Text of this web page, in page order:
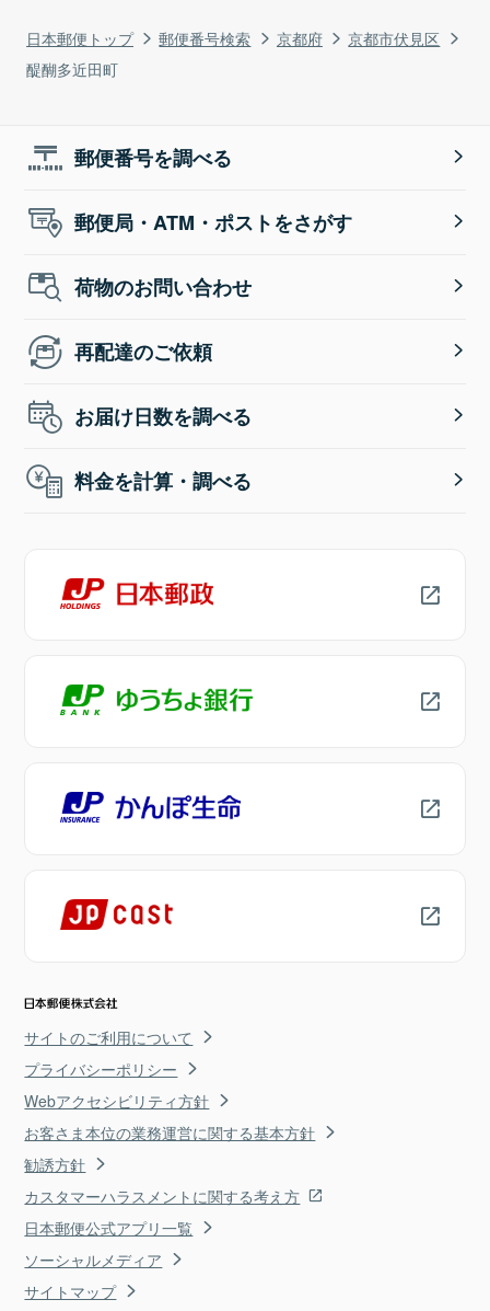
日本郵便トップ 郵便番号検索 京都府
京都市伏見区
醍醐多近田町
郵便番号を調べる
郵便局・ATM・ポストをさがす
荷物のお問い合わせ
再配達のご依頼
お届け日数を調べる
料金を計算・調べる
サイトのご利用について
プライバシーポリシー
Webアクセシビリティ方針
お客さま本位の業務運営に関する基本方針
勧誘方針
カスタマーハラスメントに関する考え方
日本郵便公式アプリ一覧
ソーシャルメディア
サイトマップ